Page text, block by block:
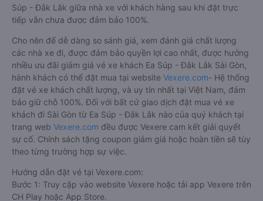
Súp - Đắk Lắk giữa nhà xe với khách hàng sau khi đặt trực
tiếp vẫn chưa được đảm bảo 100%.
Cho nên để dễ dàng so sánh giá, xem đánh giá chất lượng
các nhà xe đi, được đảm bảo quyền lợi cao nhất, được hưởng
nhiều ưu đãi giảm giá vé xe khách Ea Súp - Đắk Lắk Sài Gòn,
hành khách có thể đặt mua tại website Vexere.com- Hệ thống
đặt vé xe khách chất lượng, và uy tín nhất tại Việt Nam, đảm
bảo giữ chỗ 100%. Đối với bất cứ giao dịch đặt mua vé xe
khách đi Sài Gòn từ Ea Súp - Đắk Lắk nào của quý khách tại
trang web Vexere.com đều được Vexere cam kết giải quyết
sự cố. Chính sách tặng coupon giảm giá hoặc hoàn tiền sẽ tùy
theo từng trường hợp sự việc.
Hướng dẫn đặt vé tại Vexere.com:
Bước 1: Truy cập vào website Vexere hoặc tải app Vexere trên
CH Play hoặc App Store.